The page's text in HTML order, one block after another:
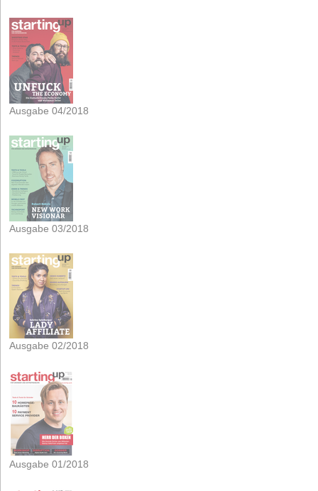
Ausgabe 04/2018
Ausgabe 03/2018
Ausgabe 02/2018
Ausgabe 01/2018